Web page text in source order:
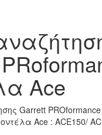
Ace
Garrett PROformance
Ace : ACE150/